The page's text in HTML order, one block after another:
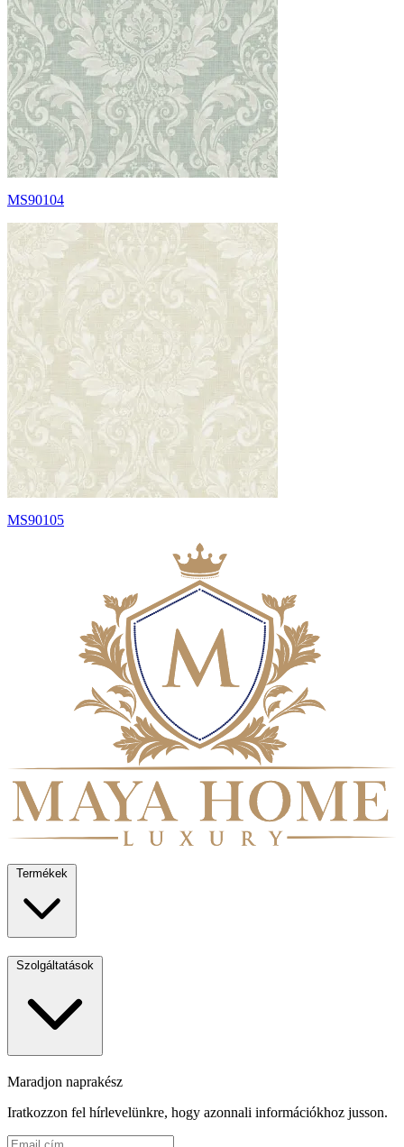
MS90104
MS90105
Termékek
Szolgáltatások
Maradjon naprakész
Iratkozzon fel hírlevelünkre, hogy azonnali információkhoz jusson.